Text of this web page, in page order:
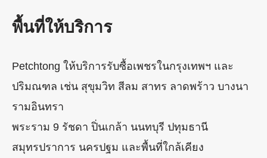
พื้นที่ให้บริการ
Petchtong ให้บริการรับซื้อเพชรในกรุงเทพฯ และ
ปริมณฑล เช่น สุขุมวิท สีลม สาทร ลาดพร้าว บางนา
รามอินทรา
พระราม 9 รัชดา ปิ่นเกล้า นนทบุรี ปทุมธานี
สมุทรปราการ นครปฐม และพื้นที่ใกล้เคียง